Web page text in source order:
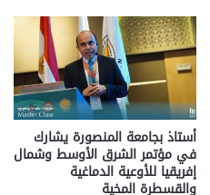
أستاذ بجامعة المنصورة يشارك
في مؤتمر الشرق الأوسط وشمال
إفريقيا للأوعية الدماغية
والقسطرة المخية